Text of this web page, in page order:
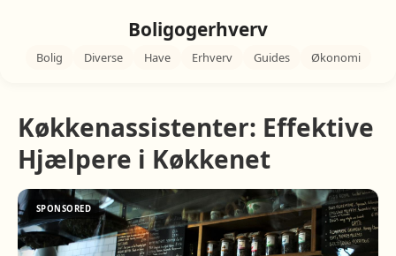
Boligogerhverv
Bolig Diverse Have Erhverv Guides Økonomi
Køkkenassistenter: Effektive
Hjælpere i Køkkenet